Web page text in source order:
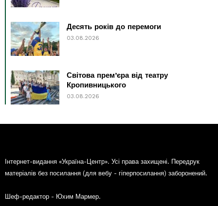
Десять років до перемоги
03.08.2026
Світова прем’єра від театру
Кропивницького
03.08.2026
Інтернет-видання «Україна-Центр». Усі права захищені. Передрук
матеріалів без посилання (для вебу - гіперпосилання) заборонений.
Шеф-редактор - Юхим Мармер.